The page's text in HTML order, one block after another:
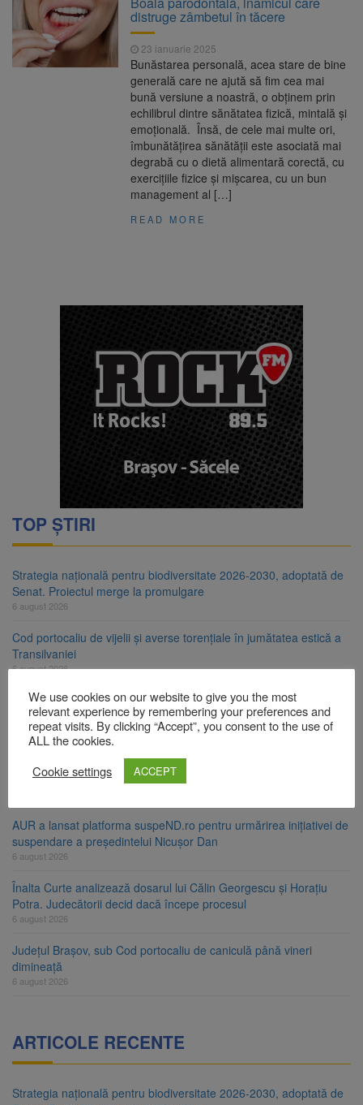
Ormeniș
6 august 2026
AUR a lansat platforma
suspeND.ro pentru urmărirea inițiativei de
suspendare a președintelui Nicușor Dan
6 august 2026
Înalta Curte analizează
dosarul lui Călin Georgescu și Horațiu Potra.
Judecătorii decid dacă începe procesul
Strategia națională pentru
biodiversitate 2026-2030, adoptată de Senat.
Proiectul merge la promulgare
distruge zâmbetul în tăcere
23 ianuarie 2025
Bunăstarea personală, acea stare de bine
generală care ne ajută să fim cea mai
bună versiune a noastră, o obținem prin
echilibrul dintre sănătatea fizică, mintală și
emoțională. Însă, de cele mai multe ori,
îmbunătățirea sănătății este asociată mai
degrabă cu o dietă alimentară corectă, cu
exercițiile fizice și mișcarea, cu un bun
management al […]
READ MORE
TOP ȘTIRI
Strategia națională pentru biodiversitate 2026-2030, adoptată de
Senat. Proiectul merge la promulgare
6 august 2026
Cod portocaliu de vijelii și averse torențiale în jumătatea estică a
Transilvaniei
6 august 2026
Bărbat din Victoria, reținut după ce și-ar fi agresat soția de două
ori în câteva zile
6 august 2026
Urmele atelajului i-au condus pe polițiști la cioate. Bărbat prins în
pădure la Ormeniș
AUR a lansat platforma suspeND.ro pentru urmărirea inițiativei de
suspendare a președintelui Nicușor Dan
6 august 2026
Înalta Curte analizează dosarul lui Călin Georgescu și Horațiu
Potra. Judecătorii decid dacă începe procesul
6 august 2026
Județul Brașov, sub Cod portocaliu de caniculă până vineri
dimineață
6 august 2026
ARTICOLE RECENTE
Strategia națională pentru biodiversitate 2026-2030, adoptată de
We use cookies on our website to give you the most
relevant experience by remembering your preferences and
repeat visits. By clicking “Accept”, you consent to the use of
ALL the cookies.
Cookie settings
ACCEPT